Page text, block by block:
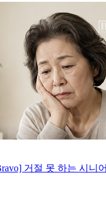
거절 못 하는 시니